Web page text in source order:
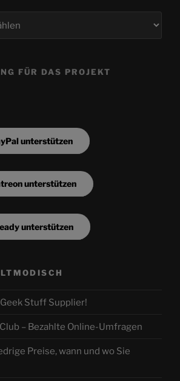
FÜR DAS PROJEKT
unterstützen
unterstützen
unterstützen
Stuff Supplier!
– Bezahlte Online-Umfragen
Preise, wann und wo Sie